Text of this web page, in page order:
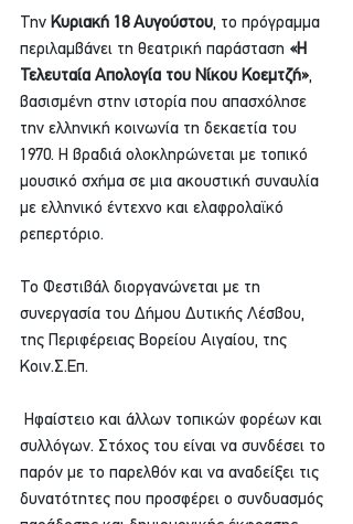
Την Κυριακή 18 Αυγούστου, το πρόγραμμα
περιλαμβάνει τη θεατρική παράσταση «Η
Τελευταία Απολογία του Νίκου Κοεμτζή»,
βασισμένη στην ιστορία που απασχόλησε
την ελληνική κοινωνία τη δεκαετία του
1970. Η βραδιά ολοκληρώνεται με τοπικό
μουσικό σχήμα σε μια ακουστική συναυλία
με ελληνικό έντεχνο και ελαφρολαϊκό
ρεπερτόριο.
Το Φεστιβάλ διοργανώνεται με τη
συνεργασία του Δήμου Δυτικής Λέσβου,
της Περιφέρειας Βορείου Αιγαίου, της
Κοιν.Σ.Επ.
συλλόγων. Στόχος του είναι να συνδέσει το
παρόν με το παρελθόν και να αναδείξει τις
δυνατότητες που προσφέρει ο συνδυασμός